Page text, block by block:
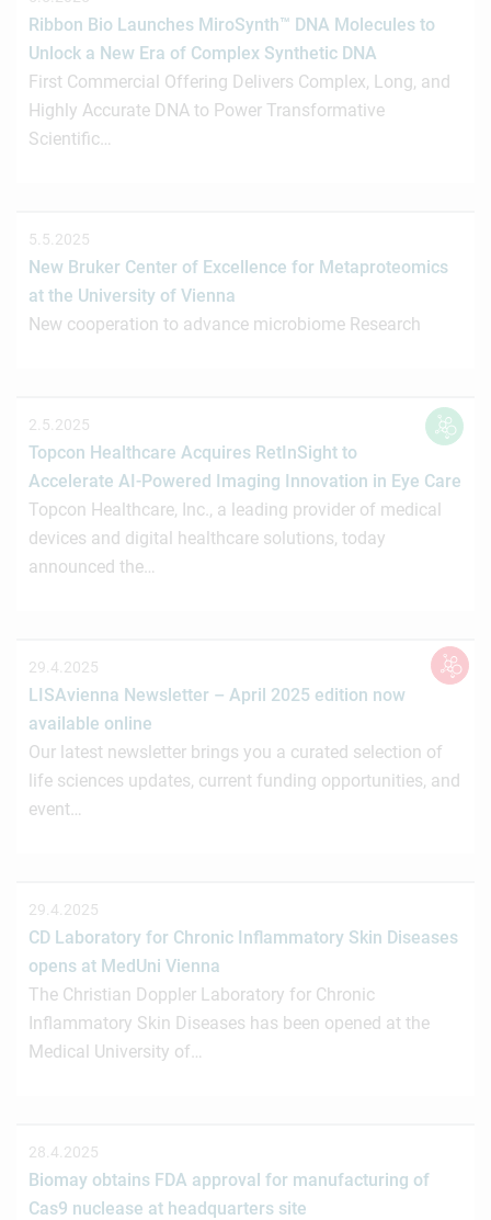
Ribbon Bio Launches MiroSynth™ DNA Molecules to
Unlock a New Era of Complex Synthetic DNA
First Commercial Offering Delivers Complex, Long, and
Highly Accurate DNA to Power Transformative
Scientific…
5.5.2025
New Bruker Center of Excellence for Metaproteomics
at the University of Vienna
New cooperation to advance microbiome Research
2.5.2025
Topcon Healthcare Acquires RetInSight to
Accelerate AI-Powered Imaging Innovation in Eye Care
Topcon Healthcare, Inc., a leading provider of medical
devices and digital healthcare solutions, today
announced the…
29.4.2025
LISAvienna Newsletter – April 2025 edition now
available online
Our latest newsletter brings you a curated selection of
life sciences updates, current funding opportunities, and
event…
29.4.2025
CD Laboratory for Chronic Inflammatory Skin Diseases
opens at MedUni Vienna
The Christian Doppler Laboratory for Chronic
Inflammatory Skin Diseases has been opened at the
Medical University of…
28.4.2025
Biomay obtains FDA approval for manufacturing of
Cas9 nuclease at headquarters site